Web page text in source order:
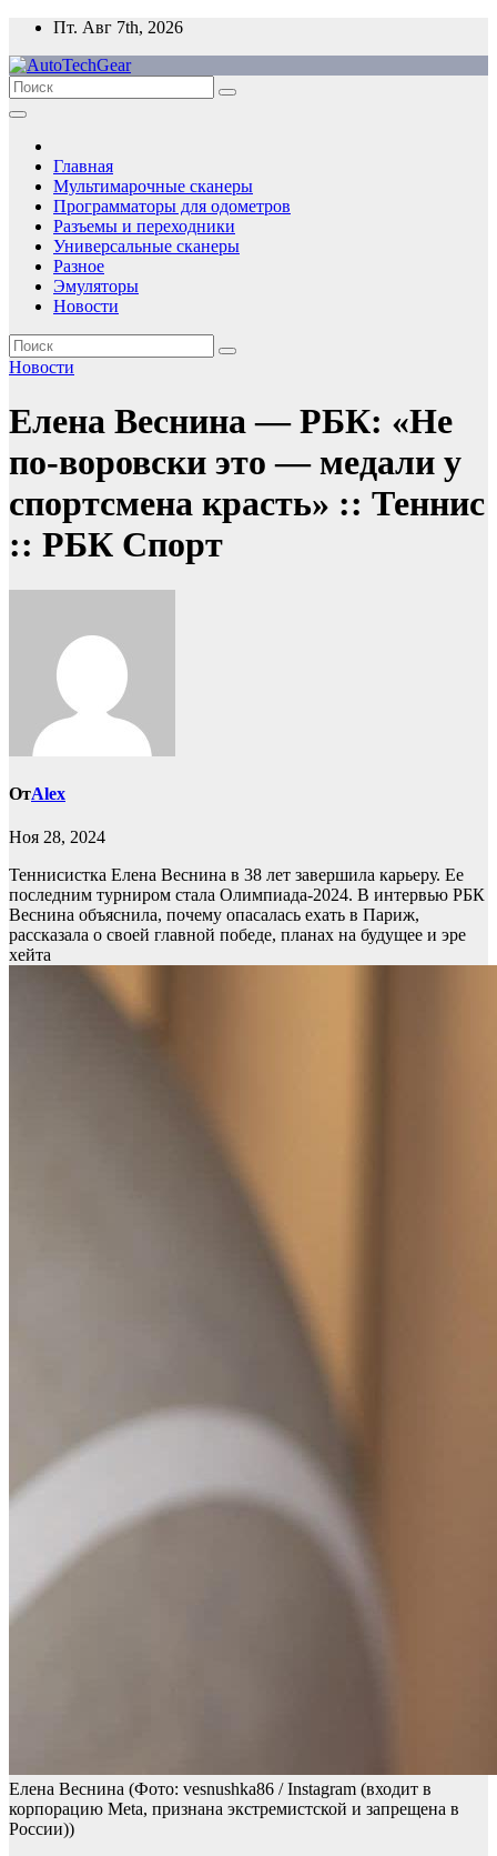
Перейти
содержимому
Пт. Авг 7th, 2026
Главная
Мультимарочные сканеры
Программаторы для одометров
Разъемы и переходники
Универсальные сканеры
Разное
Эмуляторы
Новости
Новости
Елена Веснина — РБК: «Не
по-воровски это — медали у
спортсмена красть» :: Теннис
:: РБК Спорт
ОтAlex
Ноя 28, 2024
Теннисистка Елена Веснина в 38 лет завершила карьеру. Ее
последним турниром стала Олимпиада-2024. В интервью РБК
Веснина объяснила, почему опасалась ехать в Париж,
рассказала о своей главной победе, планах на будущее и эре
хейта
Елена Веснина (Фото: vesnushka86 / Instagram (входит в
корпорацию Meta, признана экстремистской и запрещена в
России))